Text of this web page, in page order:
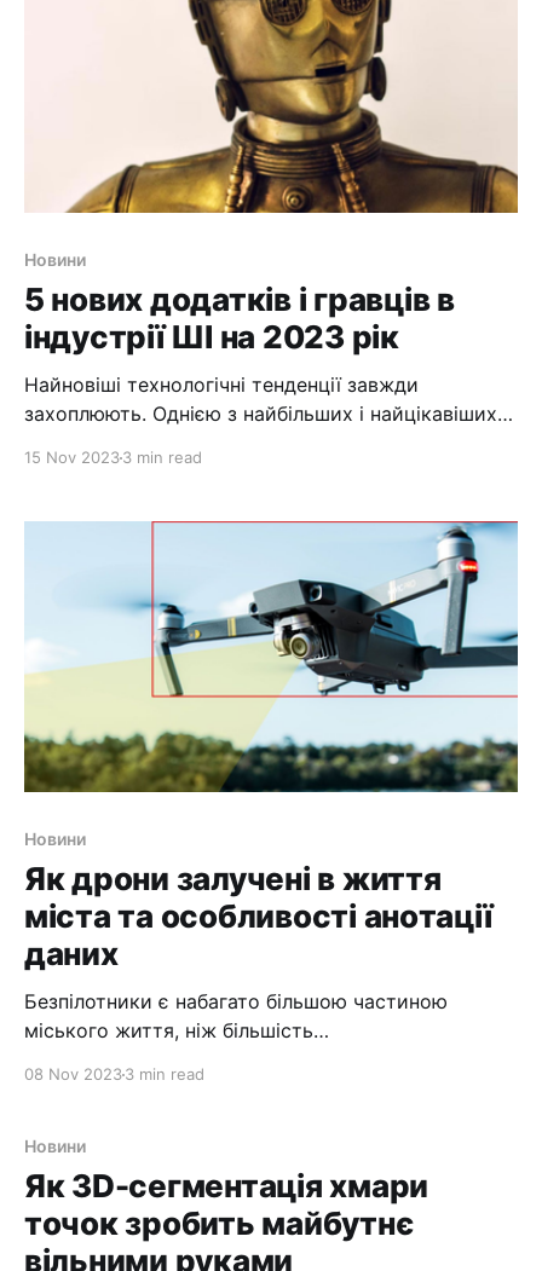
шоу та аніме завжди мали на меті розважати
більше, ніж будь-що
Новини
5 нових додатків і гравців в
індустрії ШІ на 2023 рік
Найновіші технологічні тенденції завжди
захоплюють. Однією з найбільших і найцікавіших
на цю, хоча це, звісно, написане людиною, і це
виробляють, існують уже деякий
15 Nov 20233 min read
Новини
Як дрони залучені в життя
міста та особливості анотації
даних
Безпілотники є набагато більшою частиною
міського життя, ніж більшість
повсякденному житті муніципалітетів. Вони
використовуються не лише ентузіастами чи
комерційними фотографами. Міста
використовують дрони для кількох різних
цілей. Знання того, для чого муніципалітети
08 Nov 20233 min read
Новини
Як 3D-сегментація хмари
точок зробить майбутнє
вільними руками